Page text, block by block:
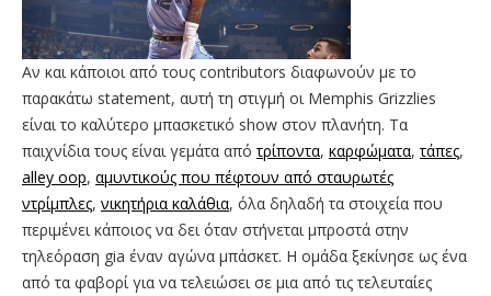
Αν και κάποιοι από τους contributors διαφωνούν με το
παρακάτω statement, αυτή τη στιγμή οι Memphis Grizzlies
είναι το καλύτερο μπασκετικό show στον πλανήτη. Τα
παιχνίδια τους είναι γεμάτα απότρίποντα, καρφώματα,τάπες,
alley oop, αμυντικούς που πέφτουν από σταυρωτές
ντρίμπλες, νικητήρια καλάθια, όλα δηλαδή τα στοιχεία που
περιμένει κάποιος να δει όταν στήνεται μπροστά στην
τηλεόραση gia έναν αγώνα μπάσκετ. Η ομάδα ξεκίνησε ως ένα
από τα φαβορί για να τελειώσει σε μια από τις τελευταίες